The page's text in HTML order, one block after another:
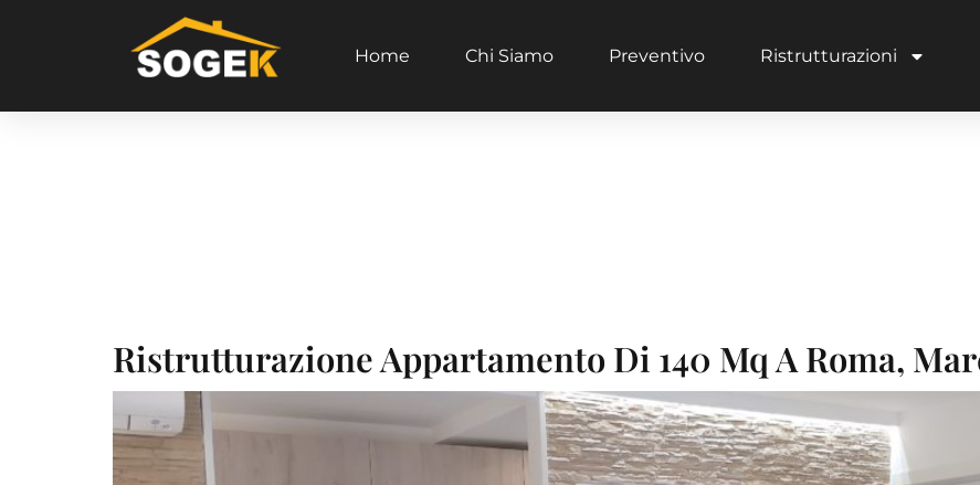
Home Chi Siamo Preventivo Ristrutturazioni
Ristrutturazione Appartamento Di 140 Mq A Roma,